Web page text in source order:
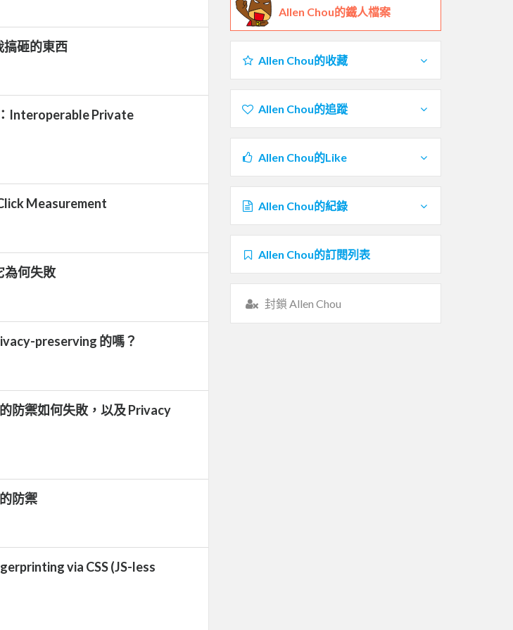
搞砸的東西
Interoperable Private
Measurement
為何失敗
preserving 的嗎？
防禦如何失敗，以及 Privacy
防禦
via CSS (JS-less
Allen Chou的鐵人檔案
Allen Chou的收藏
Allen Chou的追蹤
Allen Chou的Like
Allen Chou的紀錄
Allen Chou的訂閱列表
封鎖 Allen Chou